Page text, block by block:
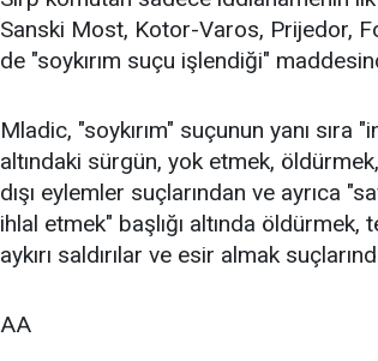
Sanski Most, Kotor-Varos, Prijedor,
de "soykırım suçu işlendiği"
Mladic, "soykırım" suçunun yanı sıra
altındaki sürgün, yok etmek, öldürmek,
dışı eylemler suçlarından ve ayrıca
ihlal etmek" başlığı altında öldürmek,
aykırı saldırılar ve esir almak
AA